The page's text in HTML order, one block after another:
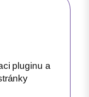
pluginu a